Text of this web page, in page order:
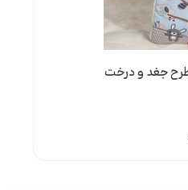
جغد و درخت